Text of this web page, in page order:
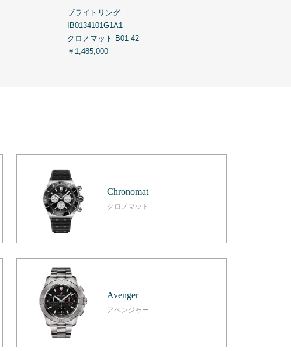
ブライトリング
IB0134101G1A1
クロノマット B01 42
￥1,485,000
Chronomat
クロノマット
Avenger
アベンジャー